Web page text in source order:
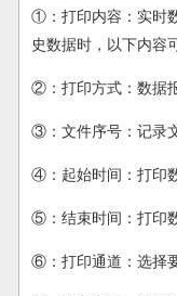
①：打印内容：实时
史数据时，以下内容
②：打印方式：数据
③：文件序号：记录
④：起始时间：打印
⑤：结束时间：打印
⑥：打印通道：选择